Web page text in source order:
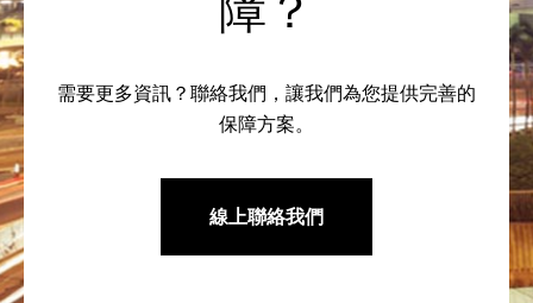
障？
需要更多資訊？聯絡我們，讓我們為您提供完善的
保障方案。
線上聯絡我們